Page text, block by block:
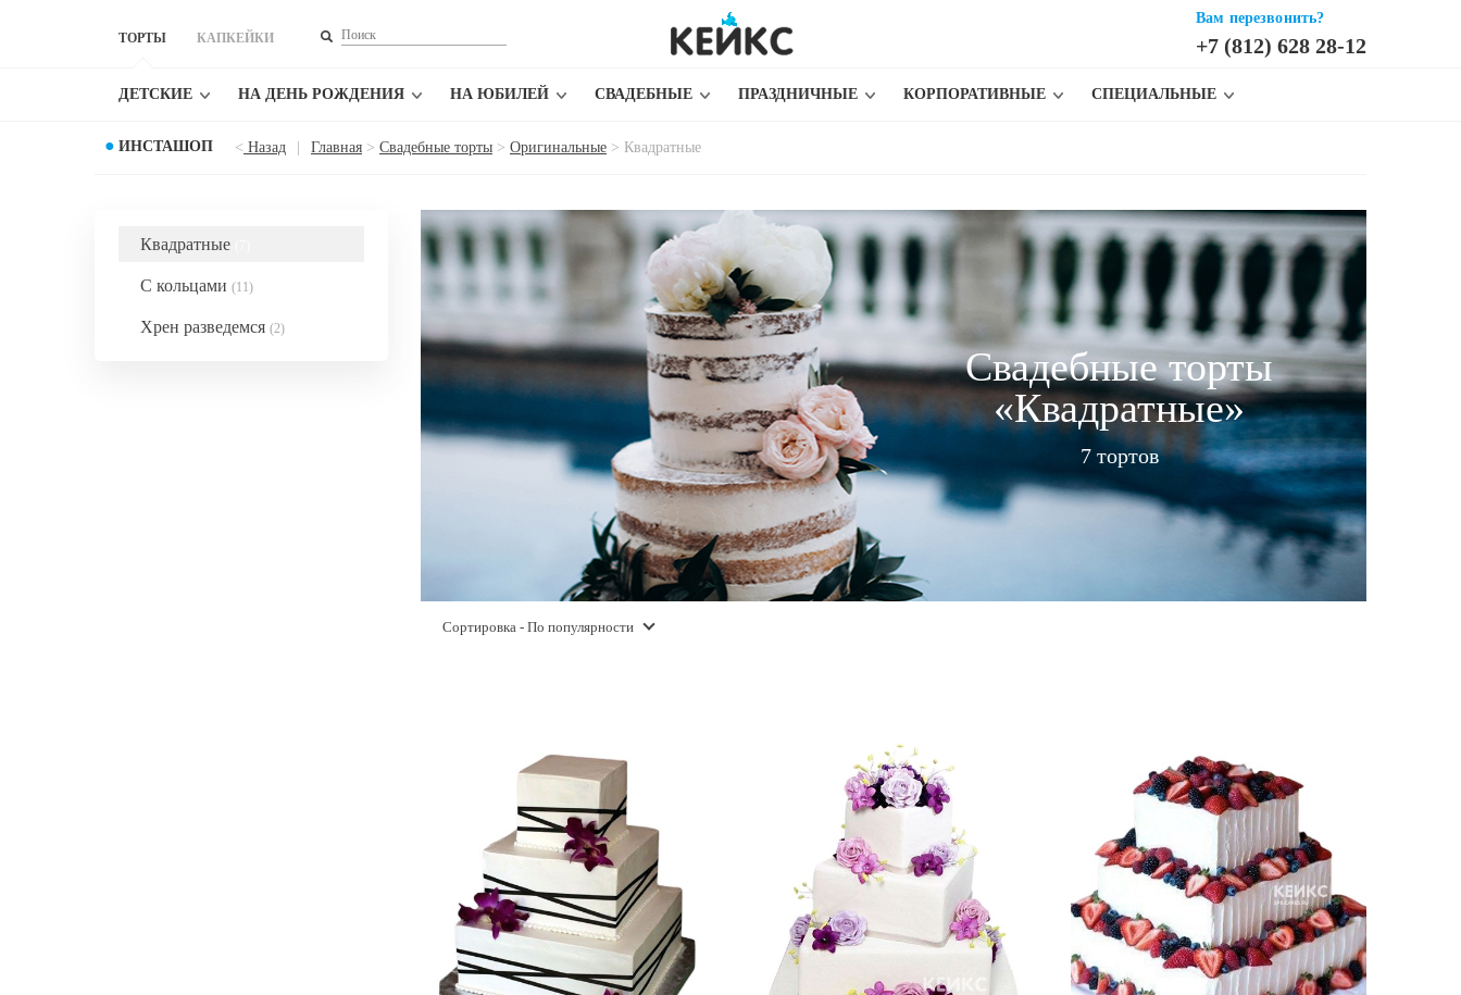
Вам перезвонить?
+7 (812) 628 28-12
ТОРТЫ КАПКЕЙКИ
ДЕТСКИЕ НА ДЕНЬ РОЖДЕНИЯ НА ЮБИЛЕЙ СВАДЕБНЫЕ ПРАЗДНИЧНЫЕ КОРПОРАТИВНЫЕ СПЕЦИАЛЬНЫЕ
● ИНСТАШОП < Назад Главная > Свадебные торты > Оригинальные > Квадратные
Свадебные торты
«Квадратные»
7 тортов
Квадратные
С кольцами (11)
Хрен разведемся (2)
Сортировка - По популярности